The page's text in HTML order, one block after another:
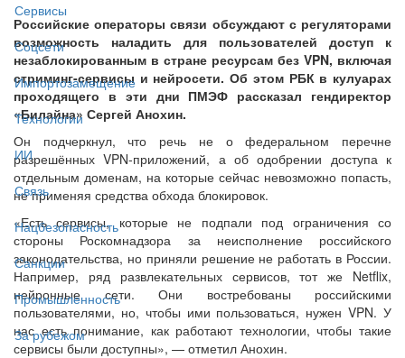
Сервисы
Соцсети
Импортозамещение
Технологии
ИИ
Связь
Нацбезопасность
Санкции
Промышленность
За рубежом
Российские операторы связи обсуждают с регуляторами
возможность наладить для пользователей доступ к
незаблокированным в стране ресурсам без VPN, включая
стриминг-сервисы и нейросети. Об этом РБК в кулуарах
проходящего в эти дни ПМЭФ рассказал гендиректор
«Билайна» Сергей Анохин.
Он подчеркнул, что речь не о федеральном перечне
разрешённых VPN-приложений, а об одобрении доступа к
отдельным доменам, на которые сейчас невозможно попасть,
не применяя средства обхода блокировок.
«Есть сервисы, которые не подпали под ограничения со
стороны Роскомнадзора за неисполнение российского
законодательства, но приняли решение не работать в России.
Например, ряд развлекательных сервисов, тот же Netflix,
нейронные сети. Они востребованы российскими
пользователями, но, чтобы ими пользоваться, нужен VPN. У
нас есть понимание, как работают технологии, чтобы такие
сервисы были доступны», — отметил Анохин.